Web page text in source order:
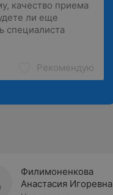
Рекомендую
Филимоненкова
Анастасия Игоревна